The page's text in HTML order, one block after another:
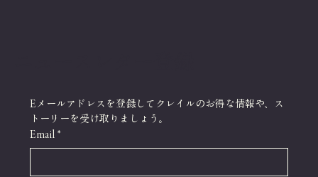
Eメールアドレスを登録してクレイルのお得な情報や、ス
トーリーを受け取りましょう。
Email
*